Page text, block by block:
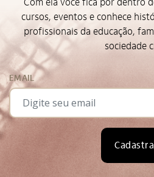
Com ela você fica por dentro
cursos, eventos e conhece
profissionais da educação,
sociedade
EMAIL